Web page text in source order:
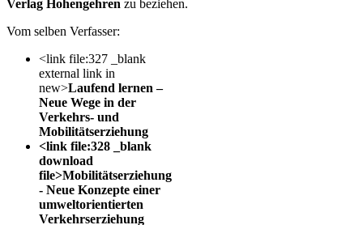
Verlag Hohengehren zu beziehen.
Vom selben Verfasser:
<link file:327 _blank
external link in
new>Laufend lernen –
Neue Wege in der
Verkehrs- und
Mobilitätserziehung
<link file:328 _blank
download
file>Mobilitätserziehung
- Neue Konzepte einer
umweltorientierten
Verkehrserziehung